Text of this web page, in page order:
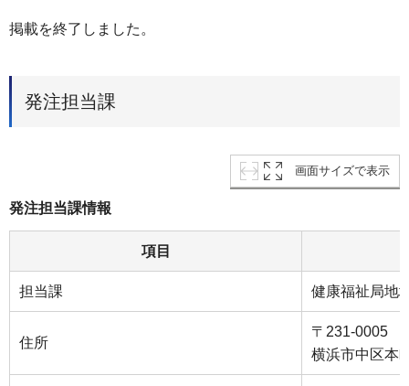
掲載を終了しました。
発注担当課
画面サイズで表示
発注担当課情報
項目
担当課 健康福祉局地
住所
〒231-0005
横浜市中区本